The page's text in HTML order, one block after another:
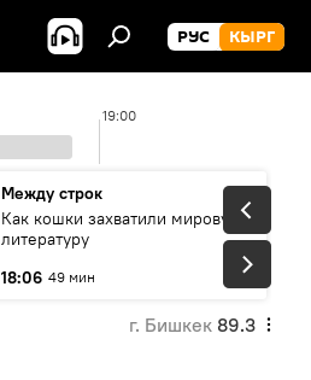
РУС КЫРГ
19:00
Между строк
Как кошки захватили мировую
литературу
18:06 49 мин
г. Бишкек 89.3